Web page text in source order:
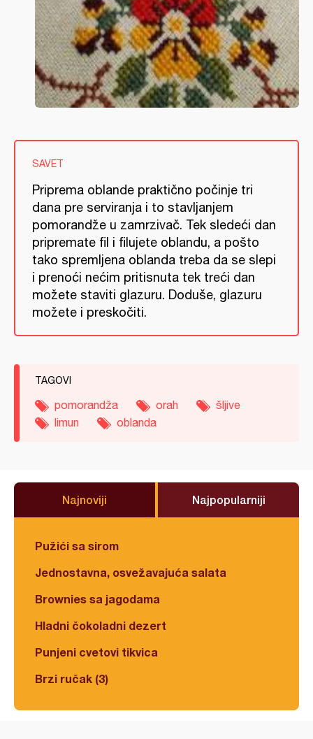
SAVET
Priprema oblande praktično počinje tri
dana pre serviranja i to stavljanjem
pomorandže u zamrzivač. Tek sledeći dan
pripremate fil i filujete oblandu, a pošto
tako spremljena oblanda treba da se slepi
i prenoći nećim pritisnuta tek treći dan
možete staviti glazuru. Doduše, glazuru
možete i preskočiti.
TAGOVI
pomorandža orah
šljive
limun
oblanda
Najnoviji Najpopularniji
Pužići sa sirom
Jednostavna, osvežavajuća salata
Brownies sa jagodama
Hladni čokoladni dezert
Punjeni cvetovi tikvica
Brzi ručak (3)